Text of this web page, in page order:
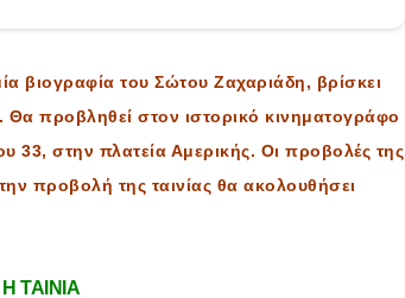
βιογραφία του Σώτου Ζαχαριάδη, βρίσκει
προβληθεί στον ιστορικό κινηματογράφο
στην πλατεία Αμερικής. Οι προβολές της
προβολή της ταινίας θα ακολουθήσει
ΤΑΙΝΙΑ